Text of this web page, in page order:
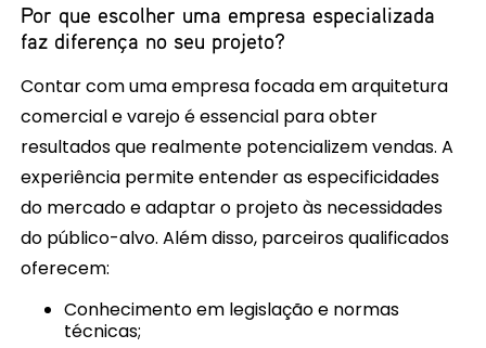
Por que escolher uma empresa especializada
faz diferença no seu projeto?
Contar com uma empresa focada em arquitetura
comercial e varejo é essencial para obter
resultados que realmente potencializem vendas. A
experiência permite entender as especificidades
do mercado e adaptar o projeto às necessidades
do público-alvo. Além disso, parceiros qualificados
oferecem:
Conhecimento em legislação e normas
técnicas;